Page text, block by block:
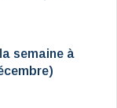
semaine à